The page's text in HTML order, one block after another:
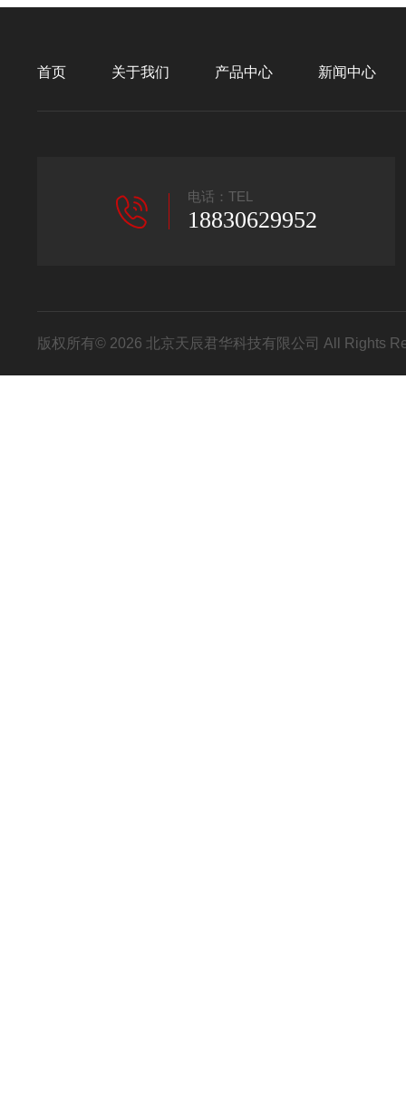
首页 关于我们 产品中心 新闻中心
电话：TEL
18830629952
版权所有© 2026 北京天辰君华科技有限公司 All Rights